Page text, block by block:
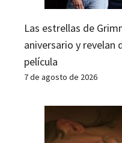
Las estrellas de
aniversario y revelan
película
7 de agosto de 2026